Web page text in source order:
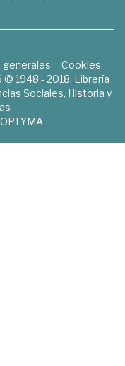
generales
Cookies
© 1948 - 2018. Librería
Sociales, Historia y
OPTYMA